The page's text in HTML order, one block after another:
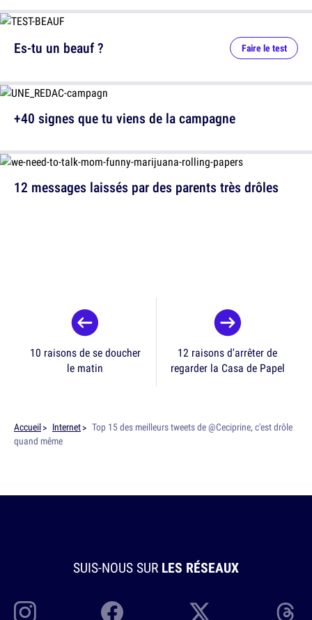
12 messages laissés par des parents très drôles
Es-tu un beauf ? Faire le test
+40 signes que tu viens de la campagne
10 raisons de se doucher
le matin
12 raisons d'arrêter de
regarder la Casa de Papel
Accueil Internet
Top 15 des meilleurs tweets de @Ceciprine, c'est drôle
quand même
SUIS-NOUS SUR LES RÉSEAUX